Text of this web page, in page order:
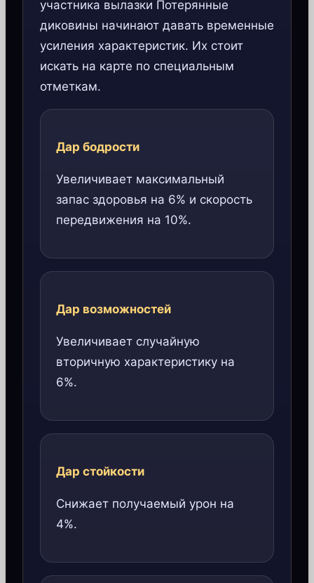
участника вылазки Потерянные
диковины начинают давать временные
усиления характеристик. Их стоит
искать на карте по специальным
отметкам.
Дар бодрости
Увеличивает максимальный
запас здоровья на 6% и скорость
передвижения на 10%.
Дар возможностей
Увеличивает случайную
вторичную характеристику на
6%.
Дар стойкости
Снижает получаемый урон на
4%.